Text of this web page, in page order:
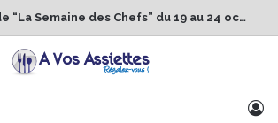
1er Édition de “La Semaine des Chefs” du 19 au 24 octobre 2026